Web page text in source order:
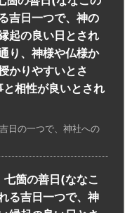
吉日一つで、神の
起の良い日とされ
り、神様や仏様か
かりやすいとさ
相性が良いとされ
日の一つで、神社への
箇の善日(ななこ
る吉日一つで、神